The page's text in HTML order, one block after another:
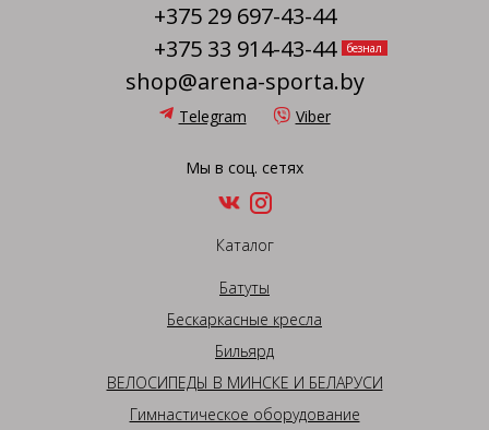
+375 29 697-43-44
+375 33 914-43-44
безнал
shop@arena-sporta.by
Telegram Viber
Мы в соц. сетях
Каталог
Батуты
Бескаркасные кресла
Бильярд
ВЕЛОСИПЕДЫ В МИНСКЕ И БЕЛАРУСИ
Гимнастическое оборудование